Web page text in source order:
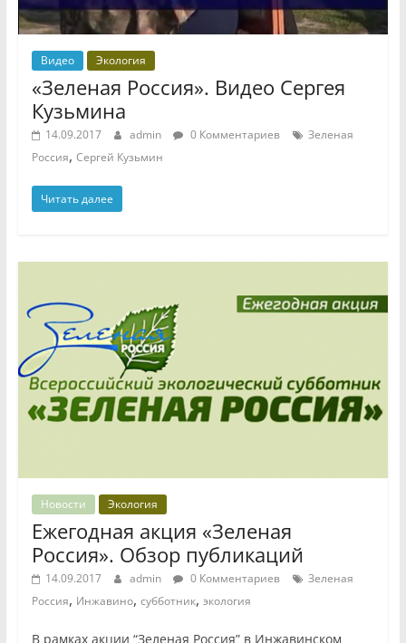
Видео Экология
«Зеленая Россия». Видео Сергея
Кузьмина
14.09.2017 admin 0 Комментариев
Зеленая
Россия, Сергей Кузьмин
Читать далее
Новости Экология
Ежегодная акция «Зеленая
Россия». Обзор публикаций
14.09.2017 admin 0 Комментариев
Зеленая
Россия, Инжавино, субботник, экология
В рамках акции “Зеленая Россия” в Инжавинском